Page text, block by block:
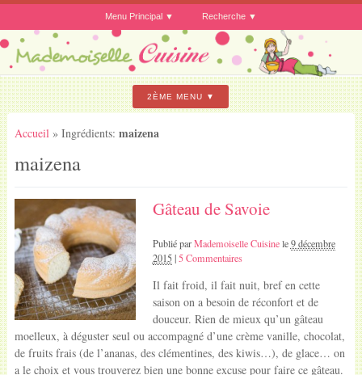
Menu Principal Recherche
2ÈME MENU
Accueil » Ingrédients: maizena
maizena
Gâteau de Savoie
Publié parMademoiselle Cuisinele9 décembre
2015| 5 Commentaires
Il fait froid, il fait nuit, bref en cette
saison on a besoin de réconfort et de
douceur. Rien de mieux qu’un gâteau
moelleux, à déguster seul ou accompagné d’une crème vanille, chocolat,
de fruits frais (de l’ananas, des clémentines, des kiwis…), de glace… on
a le choix et vous trouverez bien une bonne excuse pour faire ce gâteau.